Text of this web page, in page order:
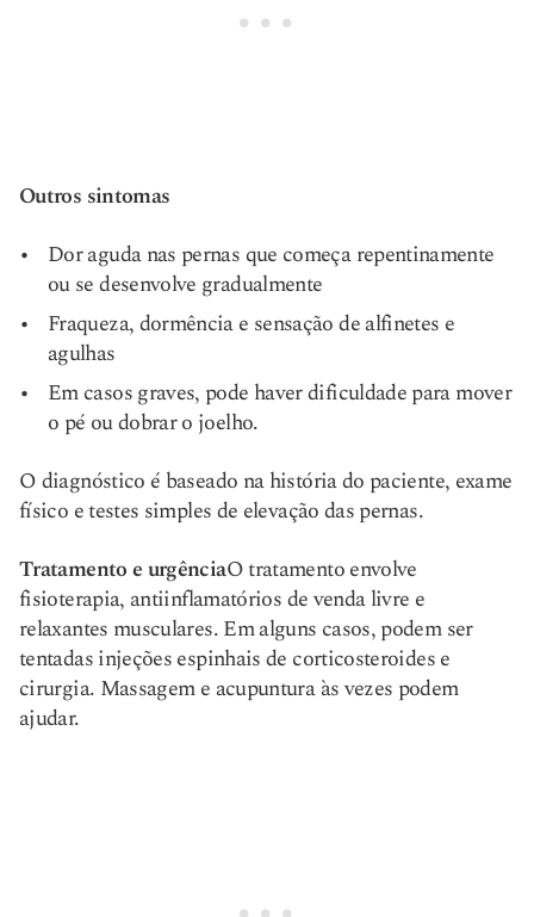
Outros sintomas
Dor aguda nas pernas que começa repentinamente
ou se desenvolve gradualmente
Fraqueza, dormência e sensação de alfinetes e
agulhas
Em casos graves, pode haver dificuldade para mover
o pé ou dobrar o joelho.
O diagnóstico é baseado na história do paciente, exame
físico e testes simples de elevação das pernas.
Tratamento e urgênciaO tratamento envolve
fisioterapia, antiinflamatórios de venda livre e
relaxantes musculares. Em alguns casos, podem ser
tentadas injeções espinhais de corticosteroides e
cirurgia. Massagem e acupuntura às vezes podem
ajudar.